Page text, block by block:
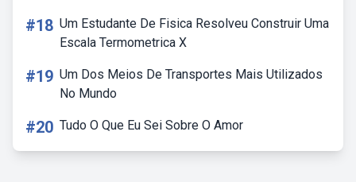
#18 Um Estudante De Fisica Resolveu Construir Uma
Escala Termometrica X
#19 Um Dos Meios De Transportes Mais Utilizados
No Mundo
#20 Tudo O Que Eu Sei Sobre O Amor